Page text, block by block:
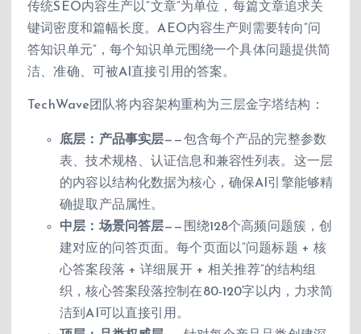
传统SEO内容生产以”文章”为单位，每篇文章追求关
键词密度和篇幅长度。AEO内容生产则需要转向”问
答知识单元”，每个知识单元围绕一个具体问题提供简
洁、准确、可被AI直接引用的答案。
TechWave团队将内容架构重构为三层金字塔结构：
底层：产品事实层——包含每个产品的完整参数
表、技术规格、认证信息和兼容性列表。这一层
的内容以结构化数据为核心，确保AI引擎能够精
确提取产品属性。
中层：场景问答层——围绕128个高频问题簇，创
建对应的问答页面。每个页面以”问题标题 + 核
心答案段落 + 详细展开 + 相关推荐”的结构组
织，核心答案段落控制在80-120字以内，力求简
洁到AI可以直接引用。